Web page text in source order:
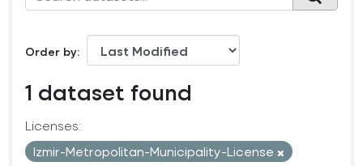
Order by
1 dataset found
Licenses:
Izmir-Metropolitan-Municipality-License